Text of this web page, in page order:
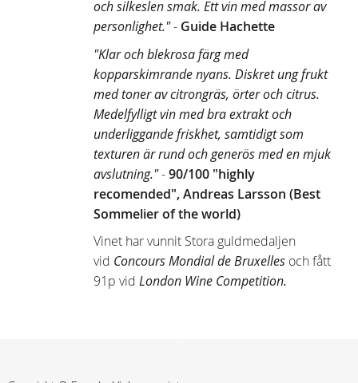
och silkeslen smak. Ett vin med massor av
personlighet."- Guide Hachette
"Klar och blekrosa färg med
kopparskimrande nyans. Diskret ung frukt
med toner av citrongräs, örter och citrus.
Medelfylligt vin med bra extrakt och
underliggande friskhet, samtidigt som
texturen är rund och generös med en mjuk
avslutning."-90/100 "highly
recomended", Andreas Larsson (Best
Sommelier of the world)
Vinet har vunnit Stora guldmedaljen
vid Concours Mondial de Bruxelles och fått
91p vid London Wine Competition.